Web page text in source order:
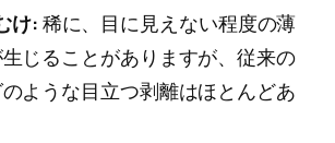
け:稀に、目に見えない程度の薄
じることがありますが、従来の
ような目立つ剥離はほとんどあ